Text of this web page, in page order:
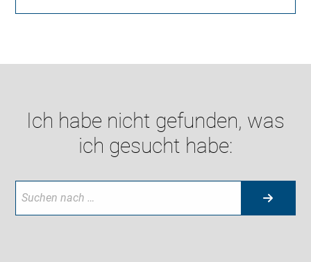
Ich habe nicht gefunden, was
ich gesucht habe: